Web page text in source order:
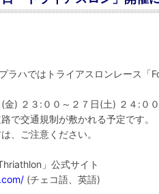
ラハではトライアスロンレース
金) ２３:００～２７日(土) ２４:０
で交通規制が敷かれる予定です。
、ご注意ください。
」公式サイト
(チェコ語、英語)